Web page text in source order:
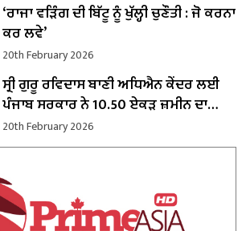
‘ਰਾਜਾ ਵੜਿੰਗ ਦੀ ਬਿੱਟੂ ਨੂੰ ਖੁੱਲ੍ਹੀ ਚੁਣੌਤੀ : ਜੋ ਕਰਨਾ
ਕਰ ਲਵੇ’
20th February 2026
ਸ੍ਰੀ ਗੁਰੂ ਰਵਿਦਾਸ ਬਾਣੀ ਅਧਿਐਨ ਕੇਂਦਰ ਲਈ
ਪੰਜਾਬ ਸਰਕਾਰ ਨੇ 10.50 ਏਕੜ ਜ਼ਮੀਨ ਦਾ
ਕਬਜ਼ਾ ਲਿਆ
20th February 2026